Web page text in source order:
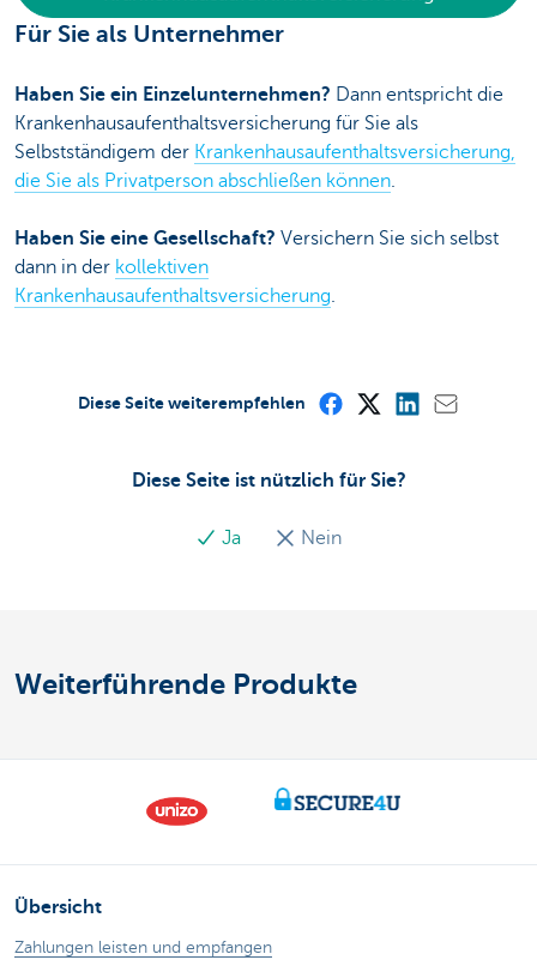
Für Sie als Unternehmer
Haben Sie ein Einzelunternehmen? Dann entspricht die
Krankenhausaufenthaltsversicherung für Sie als
Selbstständigem der Krankenhausaufenthaltsversicherung,
die Sie als Privatperson abschließen können.
Haben Sie eine Gesellschaft? Versichern Sie sich selbst
dann in der kollektiven
Krankenhausaufenthaltsversicherung.
Diese Seite ist nützlich für Sie?
Ja Nein
Diese Seite weiterempfehlen
Weiterführende Produkte
Übersicht
Zahlungen leisten und empfangen